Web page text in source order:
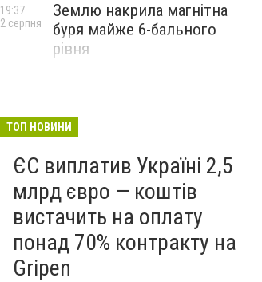
Землю накрила магнітна
буря майже 6-бального
рівня
19:37
2 серпня
ТОП НОВИНИ
ЄС виплатив Україні 2,5
млрд євро — коштів
вистачить на оплату
понад 70% контракту на
Gripen